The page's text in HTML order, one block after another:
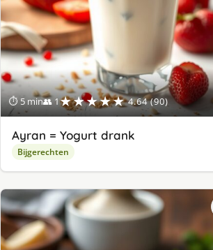
⏱ 5 min👥 1★★★★★ 4.64 (90)
Ayran = Yogurt drank
Bijgerechten